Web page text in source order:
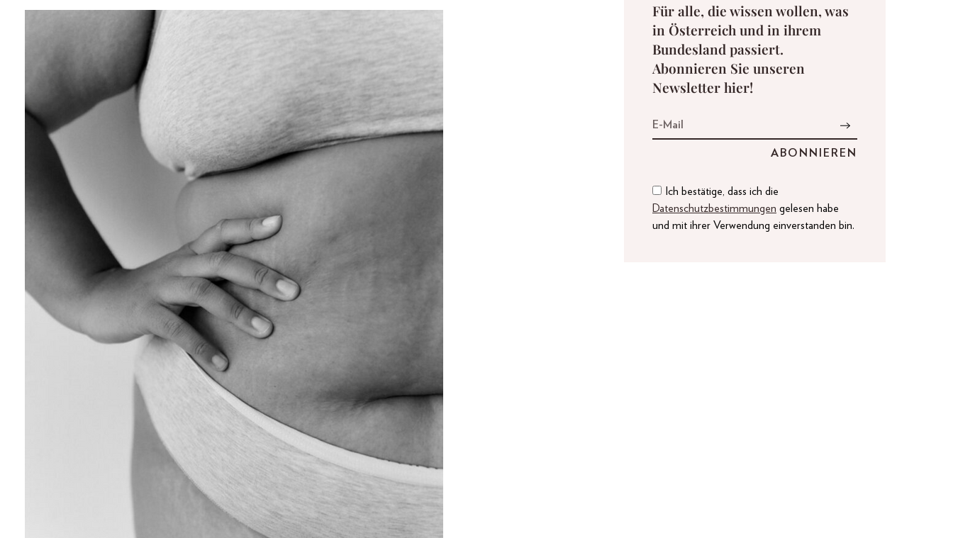
Für alle, die wissen wollen, was
in Österreich und in ihrem
Bundesland passiert.
Abonnieren Sie unseren
Newsletter hier!
Ich bestätige, dass ich die
Datenschutzbestimmungen gelesen habe
und mit ihrer Verwendung einverstanden bin.